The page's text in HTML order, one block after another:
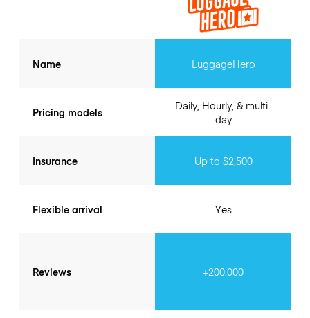
Name
Pricing models
Insurance
Flexible arrival
Reviews
LuggageHero
Daily, Hourly, & multi-
day
Up to $2,500
Yes
+200.000